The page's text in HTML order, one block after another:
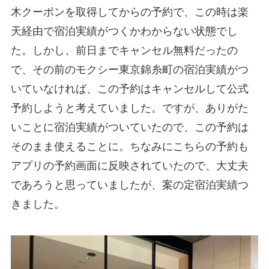
木クーポンを取得してからの予約で、この時は楽
天経由で宿泊実績がつくかわからない状態でし
た。しかし、前日までキャンセル無料だったの
で、その前のモクシー東京錦糸町の宿泊実績がつ
いていなければ、この予約はキャンセルして公式
予約しようと考えていました。ですが、ありがた
いことに宿泊実績がついていたので、この予約は
そのまま使えることに。ちなみにこちらの予約も
アプリの予約画面に反映されていたので、大丈夫
であろうと思っていましたが、案の定宿泊実績つ
きました。